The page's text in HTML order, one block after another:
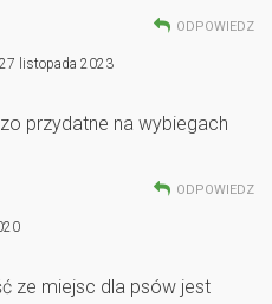
ODPOWIEDZ
27 listopada 2023
przydatne na wybiegach
ODPOWIEDZ
ze miejsc dla psów jest